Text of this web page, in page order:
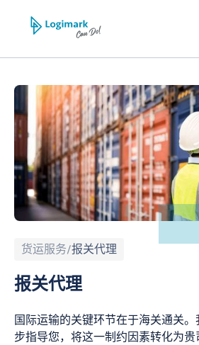
货运服务/报关代理
报关代理
国际运输的关键环节在于海关通关
步指导您，将这一制约因素转化为贵